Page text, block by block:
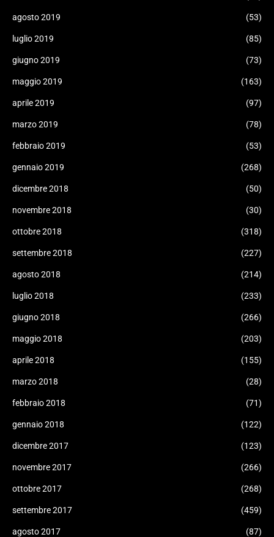
agosto 2019 (53)
luglio 2019 (85)
giugno 2019 (73)
maggio 2019 (163)
aprile 2019 (97)
marzo 2019 (78)
febbraio 2019 (53)
gennaio 2019 (268)
dicembre 2018 (50)
novembre 2018 (30)
ottobre 2018 (318)
settembre 2018 (227)
agosto 2018 (214)
luglio 2018 (233)
giugno 2018 (266)
maggio 2018 (203)
aprile 2018 (155)
marzo 2018 (28)
febbraio 2018 (71)
gennaio 2018 (122)
dicembre 2017 (123)
novembre 2017 (266)
ottobre 2017 (268)
settembre 2017 (459)
agosto 2017 (87)